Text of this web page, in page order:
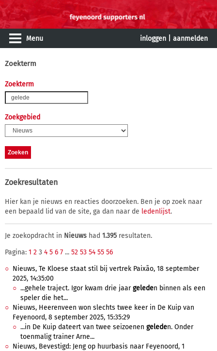
Menu inloggen aanmelden
Zoekterm
Zoekterm
Zoekgebied
Zoekresultaten
Hier kan je nieuws en reacties doorzoeken. Ben je op zoek naar
een bepaald lid van de site, ga dan naar de ledenlijst.
Je zoekopdracht in Nieuws had 1.395 resultaten.
Pagina: 1 2 3 4 5 6 7 ... 52 53 54 55 56
Nieuws, Te Kloese staat stil bij vertrek Paixão, 18 september
2025, 14:35:00
...gehele traject. Igor kwam drie jaargeleden binnen als een
speler die het...
Nieuws, Heerenveen won slechts twee keer in De Kuip van
Feyenoord, 8 september 2025, 15:35:29
...in De Kuip dateert van twee seizoenen geleden. Onder
toenmalig trainer Arne...
Nieuws, Bevestigd: Jeng op huurbasis naar Feyenoord, 1